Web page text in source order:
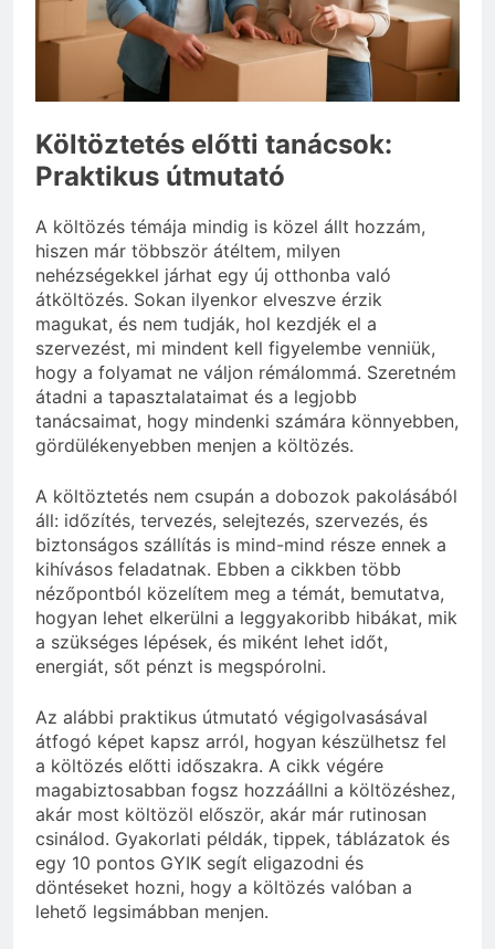
3 Nap Ezelőtt
Költöztetés előtti tanácsok:
Praktikus útmutató
A költözés témája mindig is közel állt hozzám,
hiszen már többször átéltem, milyen
nehézségekkel járhat egy új otthonba való
átköltözés. Sokan ilyenkor elveszve érzik
magukat, és nem tudják, hol kezdjék el a
szervezést, mi mindent kell figyelembe venniük,
hogy a folyamat ne váljon rémálommá. Szeretném
átadni a tapasztalataimat és a legjobb
tanácsaimat, hogy mindenki számára könnyebben,
gördülékenyebben menjen a költözés.
A költöztetés nem csupán a dobozok pakolásából
áll: időzítés, tervezés, selejtezés, szervezés, és
biztonságos szállítás is mind-mind része ennek a
kihívásos feladatnak. Ebben a cikkben több
nézőpontból közelítem meg a témát, bemutatva,
hogyan lehet elkerülni a leggyakoribb hibákat, mik
a szükséges lépések, és miként lehet időt,
energiát, sőt pénzt is megspórolni.
Az alábbi praktikus útmutató végigolvasásával
átfogó képet kapsz arról, hogyan készülhetsz fel
a költözés előtti időszakra. A cikk végére
magabiztosabban fogsz hozzáállni a költözéshez,
akár most költözöl először, akár már rutinosan
csinálod. Gyakorlati példák, tippek, táblázatok és
egy 10 pontos GYIK segít eligazodni és
döntéseket hozni, hogy a költözés valóban a
lehető legsimábban menjen.